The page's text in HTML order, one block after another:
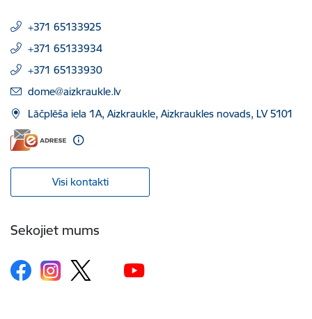
+371 65133925
+371 65133934
+371 65133930
E-pasts:
dome@aizkraukle.lv
Lāčplēša iela 1A, Aizkraukle, Aizkraukles novads, LV 5101
Visi kontakti
Sekojiet mums